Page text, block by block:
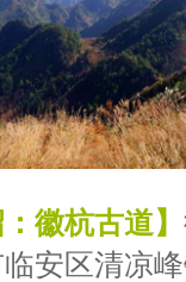
徽杭古道】
安区清凉